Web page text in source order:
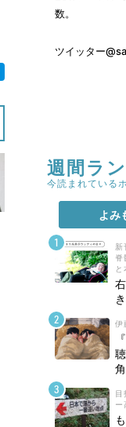
数。
ツイッター
週間ラ
今読まれている
よみ
新
脊
と
伊
目
ー